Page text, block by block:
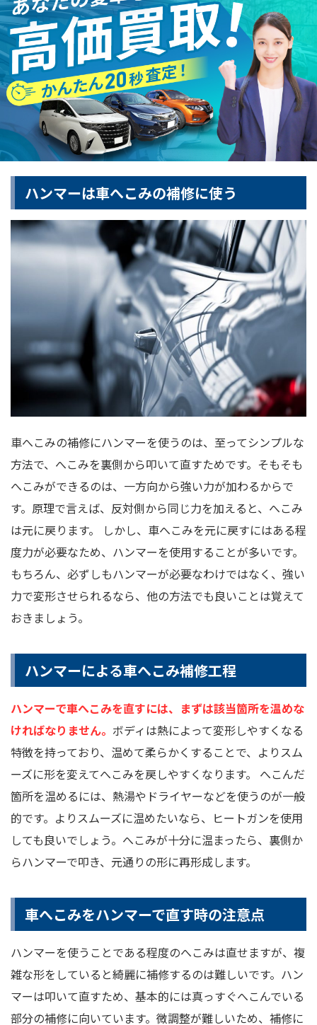
ハンマーは車へこみの補修に使う
車へこみの補修にハンマーを使うのは、至ってシンプルな
方法で、へこみを裏側から叩いて直すためです。そもそも
へこみができるのは、一方向から強い力が加わるからで
す。原理で言えば、反対側から同じ力を加えると、へこみ
は元に戻ります。 しかし、車へこみを元に戻すにはある程
度力が必要なため、ハンマーを使用することが多いです。
もちろん、必ずしもハンマーが必要なわけではなく、強い
力で変形させられるなら、他の方法でも良いことは覚えて
おきましょう。
ハンマーによる車へこみ補修工程
ハンマーで車へこみを直すには、まずは該当箇所を温めな
ければなりません。 ボディは熱によって変形しやすくなる
特徴を持っており、温めて柔らかくすることで、よりスム
ーズに形を変えてへこみを戻しやすくなります。 へこんだ
箇所を温めるには、熱湯やドライヤーなどを使うのが一般
的です。よりスムーズに温めたいなら、ヒートガンを使用
しても良いでしょう。へこみが十分に温まったら、裏側か
らハンマーで叩き、元通りの形に再形成します。
車へこみをハンマーで直す時の注意点
ハンマーを使うことである程度のへこみは直せますが、複
雑な形をしていると綺麗に補修するのは難しいです。ハン
マーは叩いて直すため、基本的には真っすぐへこんでいる
部分の補修に向いています。微調整が難しいため、補修に